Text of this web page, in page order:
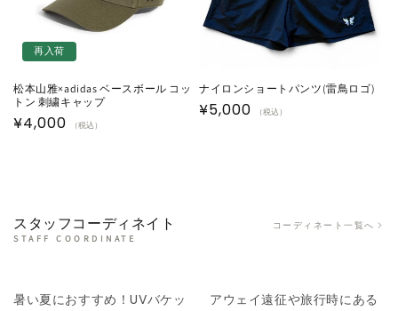
再入荷
松本山雅×adidas ベースボール コッ
トン 刺繍キャップ
通
¥4,000 （税込）
ナイロンショートパンツ(雷鳥ロゴ)
通
¥5,000 （税込）
スタッフコーディネイト
STAFF COORDINATE
コーディネート一覧へ
暑い夏におすすめ！UVバケッ
アウェイ遠征や旅行時にある